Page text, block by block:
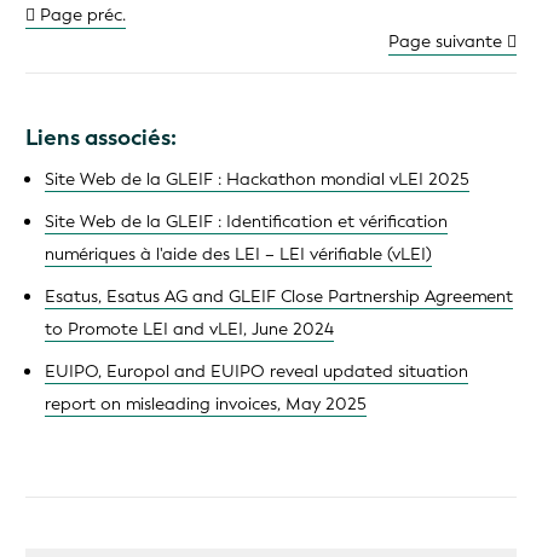
Page préc.
Page suivante
Liens associés:
Site Web de la GLEIF : Hackathon mondial vLEI 2025
Site Web de la GLEIF : Identification et vérification
numériques à l'aide des LEI – LEI vérifiable (vLEI)
Esatus, Esatus AG and GLEIF Close Partnership Agreement
to Promote LEI and vLEI, June 2024
EUIPO, Europol and EUIPO reveal updated situation
report on misleading invoices, May 2025